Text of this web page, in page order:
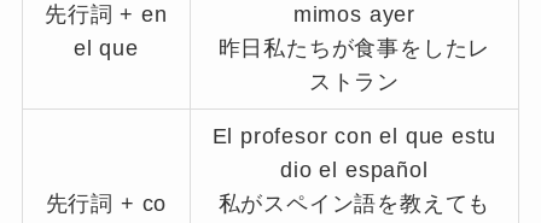
先行詞 + en
el que
mimos ayer
昨日私たちが食事をしたレ
ストラン
先行詞 + co
El profesor con el que estu
dio el español
私がスペイン語を教えても